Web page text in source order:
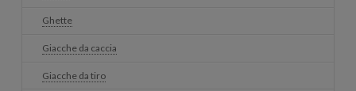
Ghette
Giacche da caccia
Giacche da tiro